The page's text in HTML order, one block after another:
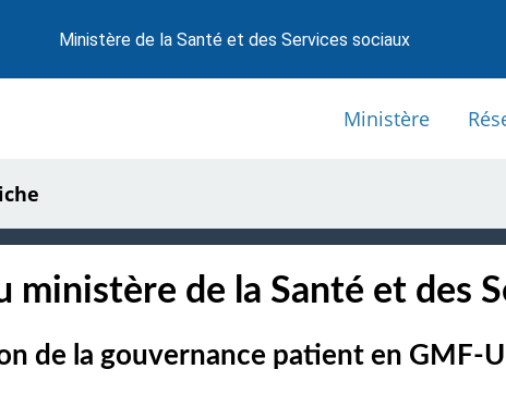
Ministère de la Santé et des Services sociaux
Ministère
ministère de la Santé et des
de la gouvernance patient en GMF-U